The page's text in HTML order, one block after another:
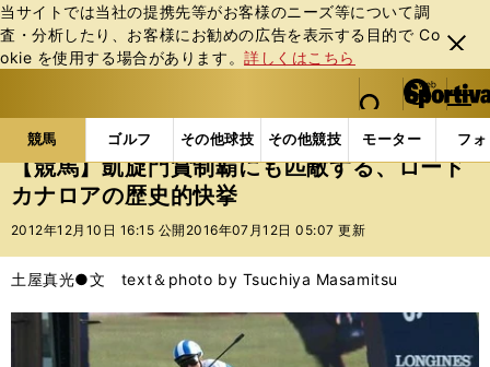
当サイトでは当社の提携先等がお客様のニーズ等について調
査・分析したり、お客様にお勧めの広告を表⽰する⽬的で Co
okie を使⽤する場合があります。詳しくはこちら
閉じ
る
web Sportiva (webスポルティーバ)
検索
マイペ
ー
ジ
メニュ
競馬 ゴルフ その他球技 その他競技 モーター フ
b
ス
ポ
ル
バ
競馬の記事一覧 競馬 【競馬】凱旋門賞制覇にも匹
【競馬】凱旋門賞制覇にも匹敵する、ロード
カナロアの歴史的快挙
2012年12月10日 16:15 公開 2016年07月12日 05:07 更新
土屋真光●文 text＆photo by Tsuchiya Masamitsu